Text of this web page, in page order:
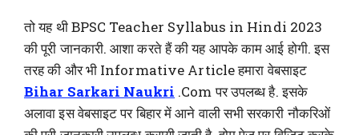
तो यह थी BPSC Teacher Syllabus in Hindi 2023
की पूरी जानकारी. आशा करते हैं की यह आपके काम आई होगी. इस
तरह की और भी Informative Article हमारा वेबसाइट
Bihar Sarkari Naukri .Com पर उपलब्ध है. इसके
अलावा इस वेबसाइट पर बिहार में आने वाली सभी सरकारी नौकरिओं